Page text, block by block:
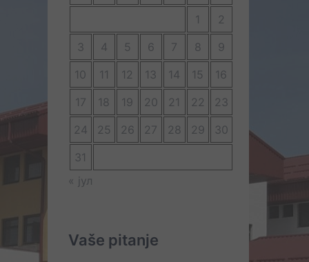
1
2
3
4 5 6 7 8
9
10
11 12 13 14 15
16
17
18 19 20 21 22
23
24
25 26 27 28 29
30
31
« јул
Vaše pitanje